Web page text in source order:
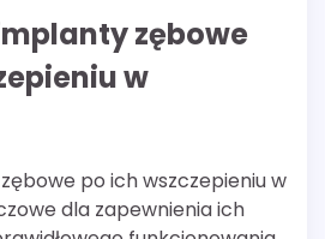
zębowe
w
po ich wszczepieniu w
dla zapewnienia ich